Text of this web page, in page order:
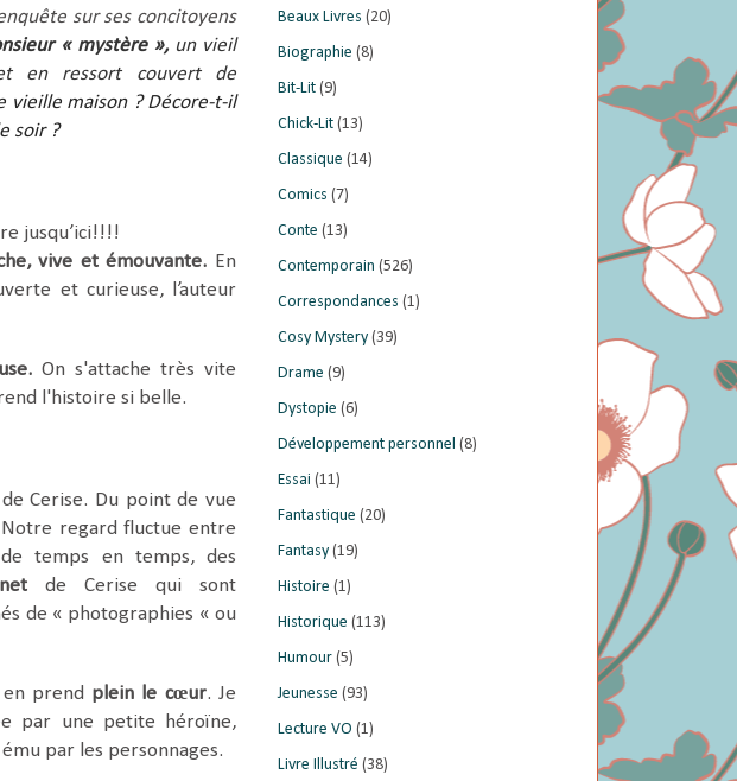
sur ses concitoyens
« mystère »,un vieil
en ressort couvert de
vieille maison ? Décore-t-il
soir ?
jusqu’ici!!!!
vive et émouvante. En
et curieuse, l’auteur
On s'attache très vite
l'histoire si belle.
Cerise. Du point de vue
Notre regard fluctue entre
temps en temps, des
de Cerise qui sont
de « photographies « ou
prend plein le cœur. Je
par une petite héroïne,
par les personnages.
Beaux Livres (20)
Biographie (8)
Bit-Lit (9)
Chick-Lit (13)
Classique (14)
Comics (7)
Conte (13)
Contemporain (526)
Correspondances (1)
Cosy Mystery (39)
Drame (9)
Dystopie (6)
Développement personnel (8)
Essai (11)
Fantastique (20)
Fantasy (19)
Histoire (1)
Historique (113)
Humour (5)
Jeunesse (93)
Lecture VO (1)
Livre Illustré (38)